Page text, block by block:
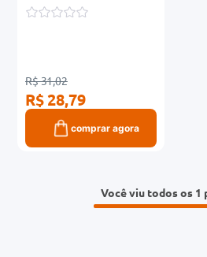
R$ 31,02
R$ 28,79
comprar agora
Você viu todos os 1